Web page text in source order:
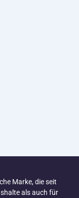
Marke, die seit
als auch für